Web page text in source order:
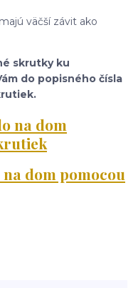
väčší závit ako
skrutky ku
do popisného čísla
na dom
dom pomocou